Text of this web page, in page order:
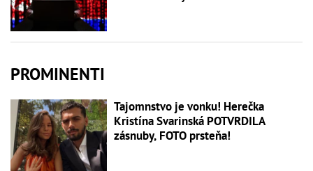
PROMINENTI
Tajomnstvo je vonku! Herečka
Kristína Svarinská POTVRDILA
zásnuby, FOTO prsteňa!